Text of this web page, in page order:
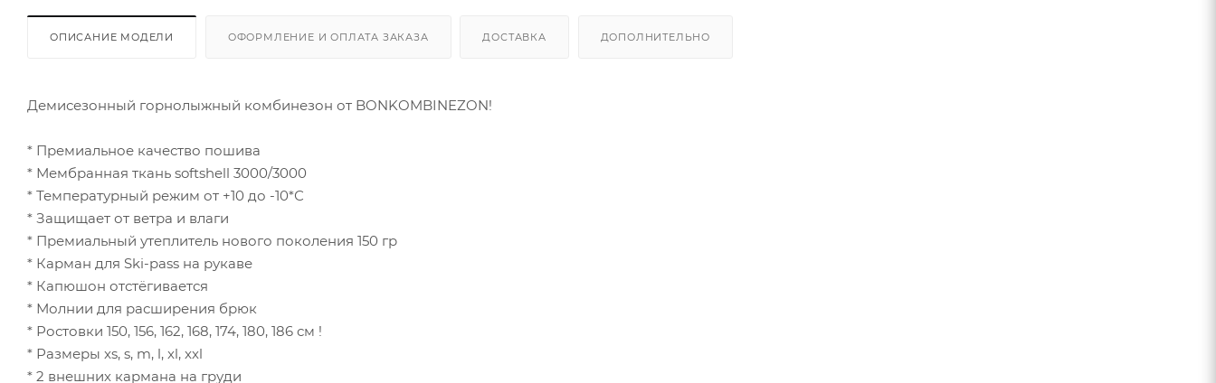
ОПИСАНИЕ МОДЕЛИ ОФОРМЛЕНИЕ И ОПЛАТА ЗАКАЗА ДОСТАВКА ДОПОЛНИТЕЛЬНО
Демисезонный горнолыжный комбинезон от BONKOMBINEZON!
* Премиальное качество пошива
* Мембранная ткань softshell 3000/3000
* Температурный режим от +10 до -10*С
* Защищает от ветра и влаги
* Премиальный утеплитель нового поколения 150 гр
* Карман для Ski-pass на рукаве
* Капюшон отстёгивается
* Молнии для расширения брюк
* Ростовки 150, 156, 162, 168, 174, 180, 186 см !
* Размеры xs, s, m, l, xl, xxl
* 2 внешних кармана на груди